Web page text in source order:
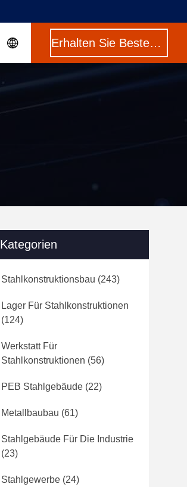
Erhalten Sie Besten Preis
Kategorien
Stahlkonstruktionsbau (243)
Lager Für Stahlkonstruktionen
(124)
Werkstatt Für
Stahlkonstruktionen (56)
PEB Stahlgebäude (22)
Metallbaubau (61)
Stahlgebäude Für Die Industrie
(23)
Stahlgewerbe (24)